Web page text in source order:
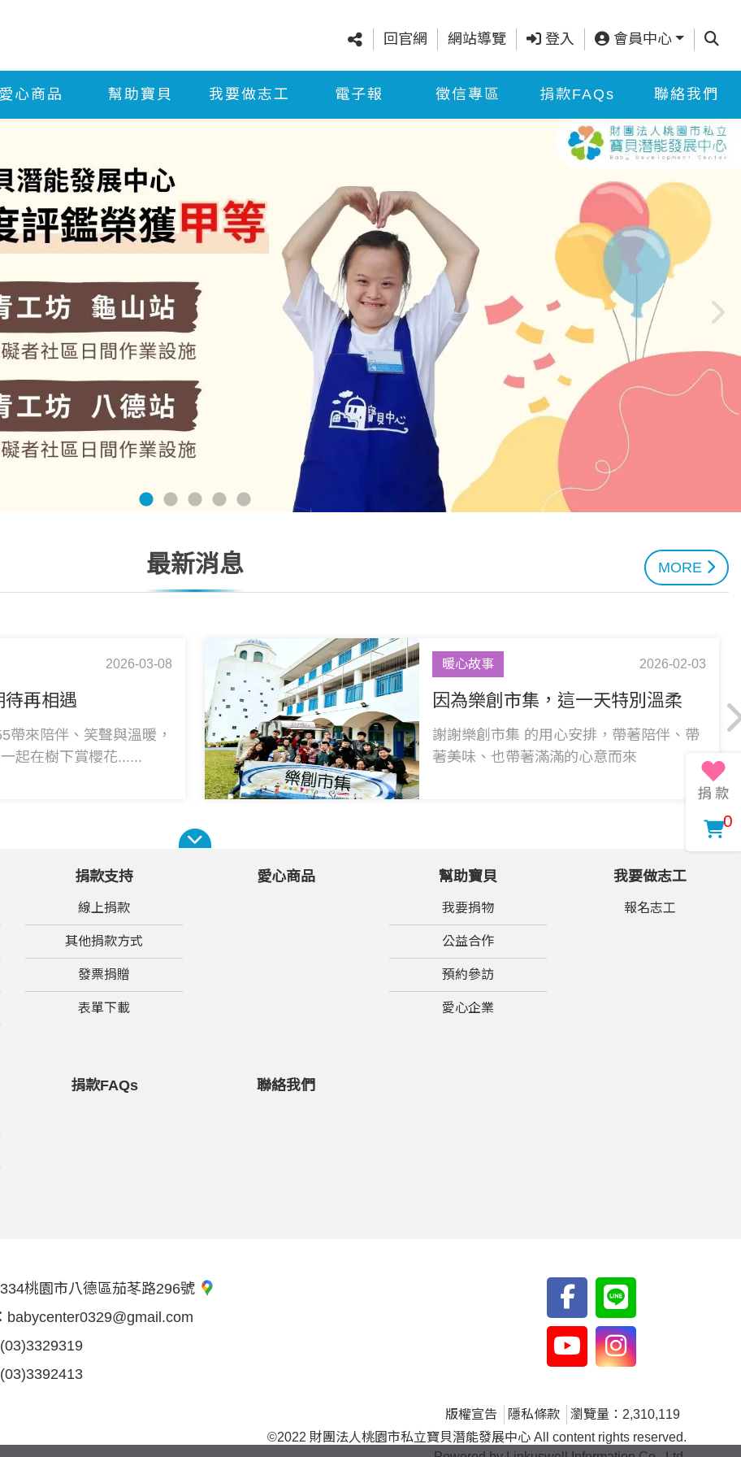
回官網 網站導覽 登入 會員中心 查詢
愛心商品 幫助寶貝 我要做志工 電子報 徵信專區 捐款FAQs 聯絡我們
最新消息 MORE
2026-03-08
待再相遇
帶來陪伴、笑聲與溫暖，
起在樹下賞櫻花......
暖心故事 2026-02-03
因為樂創市集，這一天特別溫柔
謝謝樂創市集 的用心安排，帶著陪伴、帶
著美味、也帶著滿滿的心意而來
捐款支持
線上捐款
其他捐款方式
發票捐贈
表單下載
愛心商品 幫助寶貝
我要捐物
公益合作
預約參訪
愛心企業
我要做志工
報名志工
捐款FAQs 聯絡我們
334桃園市八德區茄苳路296號
babycenter0329@gmail.com
(03)3329319
(03)3392413
版權宣告 隱私條款
瀏覽量：2,310,119
©2022 財團法人桃園市私立寶貝潛能發展中心 All content rights reserved.
0